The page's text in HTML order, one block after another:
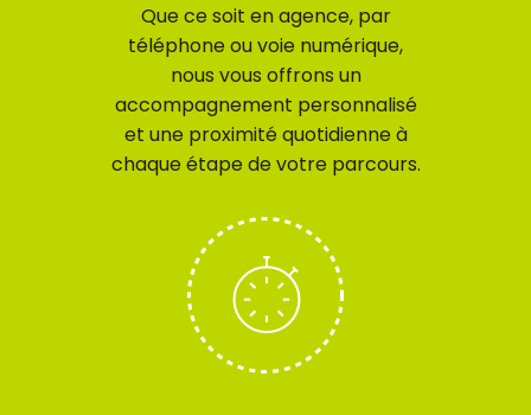
Que ce soit en agence, par
téléphone ou voie numérique,
nous vous offrons un
accompagnement personnalisé
et une proximité quotidienne à
chaque étape de votre parcours.